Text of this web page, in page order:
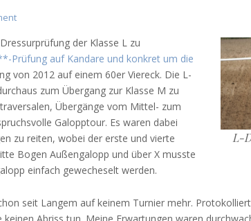
on
einer
L-
Dressur
auf
Kandare
L-
der Klasse L zu
Prüfung auf Kandare und konkret um die
von 2012 auf einem 60er Viereck. Die L-
zum Übergang zur Klasse M zu
Übergänge vom Mittel- zum
Galopptour. Es waren dabei
zu reiten, wobei der erste und vierte
Bogen Außengalopp und über X musste
einfach gewecheselt werden.
seit Langem auf keinem Turnier mehr.
Abriss tun. Meine Erwartungen waren